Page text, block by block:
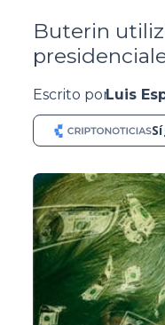
Buterin
Escrito porLuis